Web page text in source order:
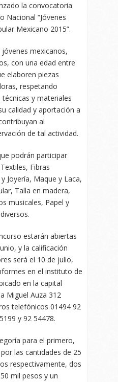
la convocatoria
Nacional “Jóvenes
Mexicano 2015”.
mexicanos,
con una edad entre
elaboren piezas
respetando
y materiales
calidad y aportación a
al
de tal actividad.
podrán participar
Fibras
Joyería, Maque y Laca,
Talla en madera,
musicales, Papel y
estarán abiertas
y la calificación
será el 10 de julio,
en el instituto de
en la capital
Miguel Auza 312
telefónicos 01494 92
y 92 54478.
para el primero,
las cantidades de 25
respectivamente, dos
mil pesos y un